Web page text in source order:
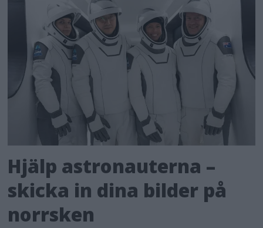
Hjälp astronauterna –
skicka in dina bilder på
norrsken